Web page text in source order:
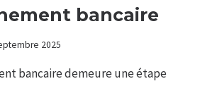
bancaire
2025
bancaire demeure une étape